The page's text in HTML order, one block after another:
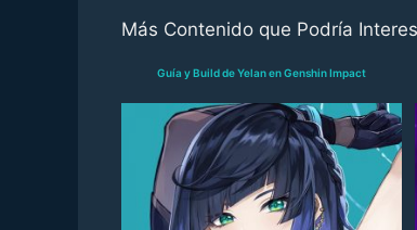
Más Contenido que Podría
Guía y Build de Yelan en Genshin Impact